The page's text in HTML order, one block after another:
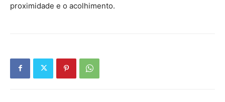
proximidade e o acolhimento.